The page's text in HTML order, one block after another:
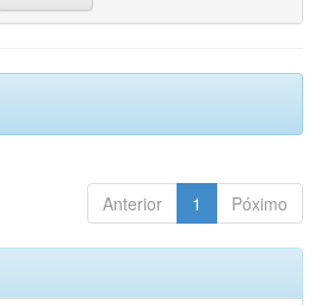
Anterior 1 Póximo